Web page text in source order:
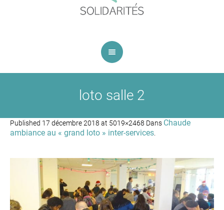
loto salle 2
Published 17 décembre 2018 at 5019×2468 Dans Chaude
ambiance au « grand loto » inter-services